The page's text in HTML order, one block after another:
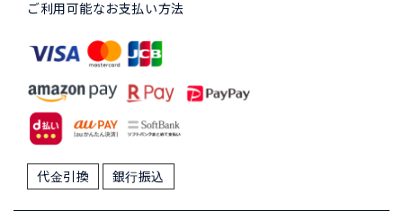
ご利用可能なお支払い方法
代金引換 銀行振込